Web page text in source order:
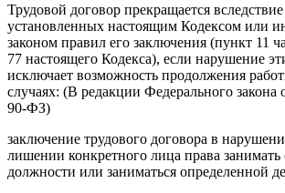
Трудовой договор прекращается
установленных настоящим Кодексом или
законом правил его заключения (пункт 11
77 настоящего Кодекса), если нарушение
исключает возможность продолжения
случаях: (В редакции Федерального
90-ФЗ)
заключение трудового договора в
лишении конкретного лица права
должности или заниматься определенной